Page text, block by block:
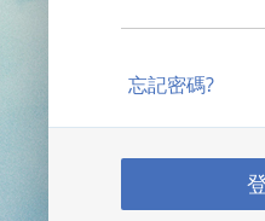
忘記密碼?